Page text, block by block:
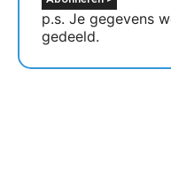
p.s. Je gegevens
gedeeld.